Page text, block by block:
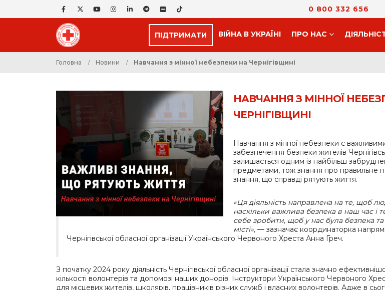
0 800 332 656
ПІДТРИМАТИ ВІЙНА В УКРАЇНІ ПРО НАС
Головна Новини Навчання з мінної небезпеки на Чернігівщині
НАВЧАННЯ З МІННОЇ
ЧЕРНІГІВЩИНІ
Навчання з мінної небезпеки є
забезпечення безпеки жителів
залишається одним із найбільш
предметами, тож знання про правильне
знання, що справді рятують життя.
«Ця діяльність направлена на те, щоб
наскільки важлива безпека в наш час і
себе зробити, щоб у нас була безпека
місті», — зазначає координаторка
Чернігівської обласної організації Українського Червоного Хреста Анна Греч.
З початку 2024 року діяльність Чернігівської обласної організації стала значно
кількості волонтерів та допомозі наших донорів. Інструктори Українського Червоного
для місцевих жителів, школярів, працівників різних служб і власних волонтерів. Адже в